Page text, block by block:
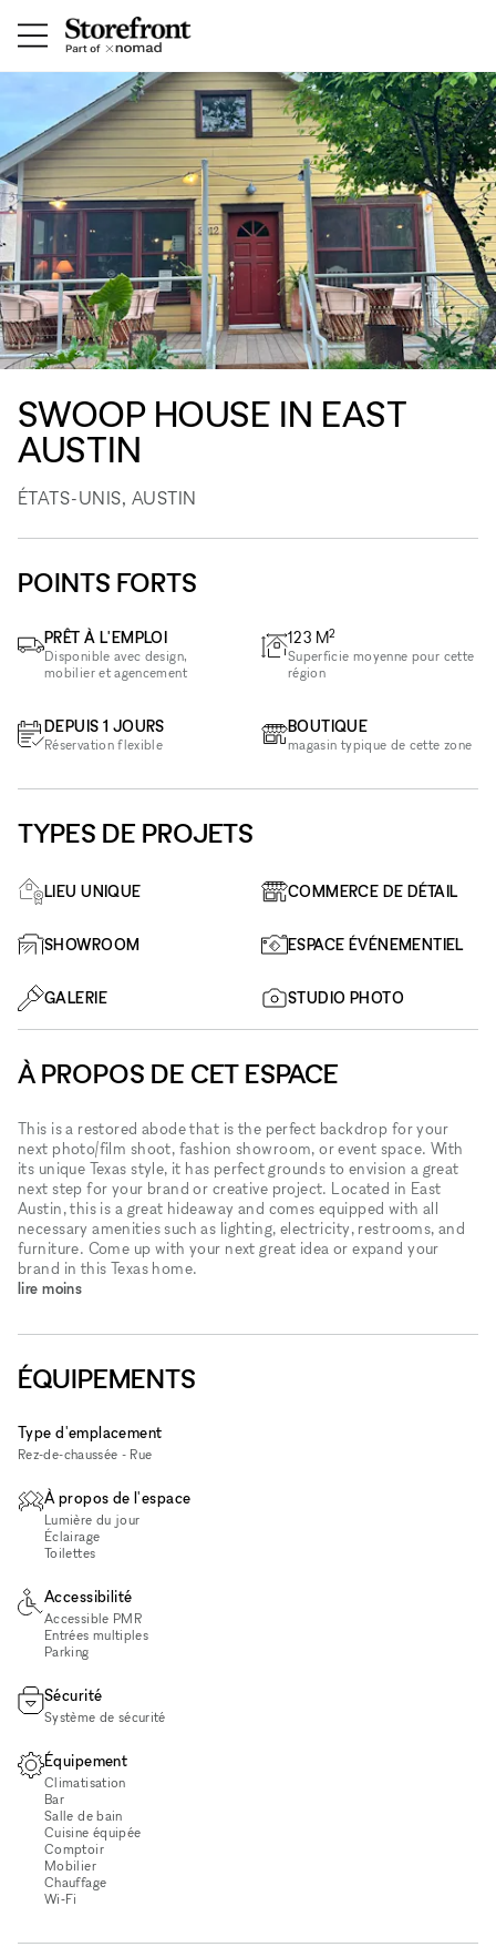
SWOOP HOUSE IN EAST
AUSTIN
ÉTATS-UNIS, AUSTIN
POINTS FORTS
PRÊT À L'EMPLOI
Disponible avec design,
mobilier et agencement
DEPUIS 1 JOURS
Réservation flexible
123 M2
Superficie moyenne pour cette
région
BOUTIQUE
magasin typique de cette zone
TYPES DE PROJETS
LIEU UNIQUE COMMERCE DE DÉTAIL
SHOWROOM ESPACE ÉVÉNEMENTIEL
GALERIE STUDIO PHOTO
À PROPOS DE CET ESPACE
This is a restored abode that is the perfect backdrop for your
next photo/film shoot, fashion showroom, or event space. With
its unique Texas style, it has perfect grounds to envision a great
next step for your brand or creative project. Located in East
Austin, this is a great hideaway and comes equipped with all
necessary amenities such as lighting, electricity, restrooms, and
furniture. Come up with your next great idea or expand your
brand in this Texas home.
lire moins
ÉQUIPEMENTS
Type d'emplacement
Rez-de-chaussée - Rue
À propos de l'espace
Lumière du jour
Éclairage
Toilettes
Accessibilité
Accessible PMR
Entrées multiples
Parking
Sécurité
Système de sécurité
Équipement
Climatisation
Bar
Salle de bain
Cuisine équipée
Comptoir
Mobilier
Chauffage
Wi‑Fi